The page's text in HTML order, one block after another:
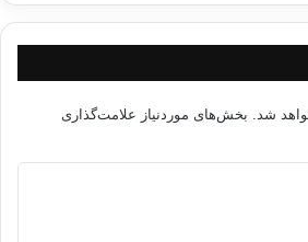
و کرامت انسان ها ضرر برساند.بنابراین
ویژگی اخلاقی است که همواره با تقوا دمساز
هیچ ایمانی بدون برادری نیست.همان گونه که
شد. بخش‌های موردنیاز علامت‌گذاری